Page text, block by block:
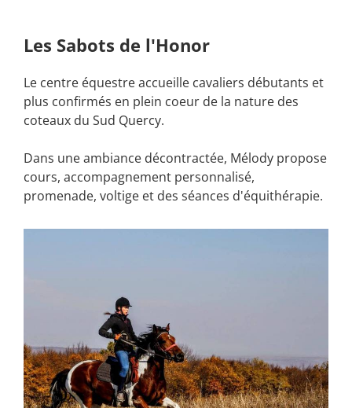
Les Sabots de l'Honor
Le centre équestre accueille cavaliers débutants et
plus confirmés en plein coeur de la nature des
coteaux du Sud Quercy.
Dans une ambiance décontractée, Mélody propose
cours, accompagnement personnalisé,
promenade, voltige et des séances d'équithérapie.